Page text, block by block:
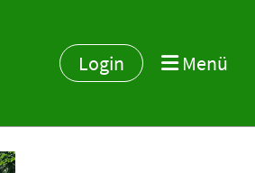
Login Menü